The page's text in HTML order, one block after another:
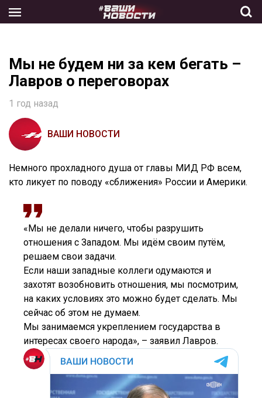
the
Мы не будем ни за кем бегать –
Лавров о переговорах
1 год назад
ВАШИ НОВОСТИ
Немного прохладного душа от главы МИД РФ всем,
кто ликует по поводу «сближения» России и Америки.
«Мы не делали ничего, чтобы разрушить
отношения с Западом. Мы идём своим путём,
решаем свои задачи.
Если наши западные коллеги одумаются и
захотят возобновить отношения, мы посмотрим,
на каких условиях это можно будет сделать. Мы
сейчас об этом не думаем.
Мы занимаемся укреплением государства в
интересах своего народа», – заявил Лавров.